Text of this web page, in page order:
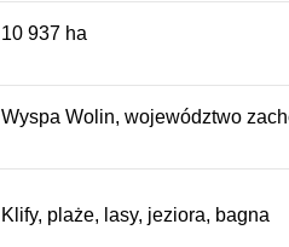
10 937 ha
Wyspa Wolin, województwo
Klify, plaże, lasy, jeziora, bagna